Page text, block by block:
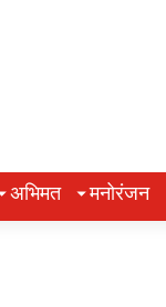
अभिमत मनोरंजन